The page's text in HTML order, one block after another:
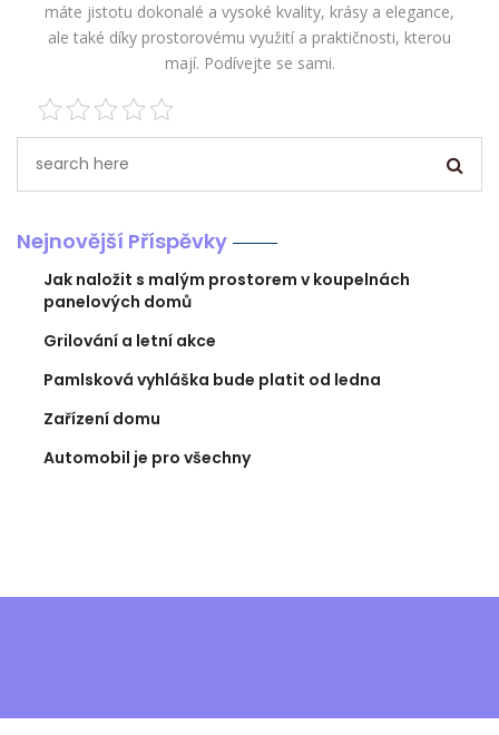
máte jistotu dokonalé a vysoké kvality, krásy a elegance,
ale také díky prostorovému využití a praktičnosti, kterou
mají. Podívejte se sami.
Nejnovější Příspěvky
Jak naložit s malým prostorem v koupelnách
panelových domů
Grilování a letní akce
Pamlsková vyhláška bude platit od ledna
Zařízení domu
Automobil je pro všechny